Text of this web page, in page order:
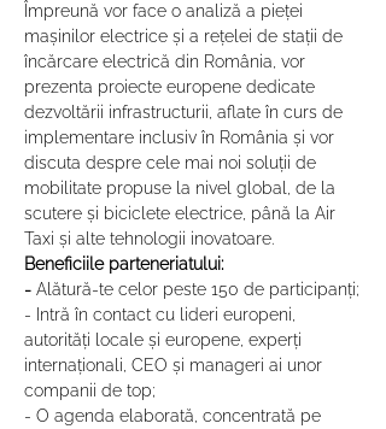
Împreună vor face o analiză a pieței
mașinilor electrice și a rețelei de stații de
încărcare electrică din România, vor
prezenta proiecte europene dedicate
dezvoltării infrastructurii, aflate în curs de
implementare inclusiv în România și vor
discuta despre cele mai noi soluții de
mobilitate propuse la nivel global, de la
scutere și biciclete electrice, până la Air
Taxi și alte tehnologii inovatoare.
Beneficiile parteneriatului:
- Alătură-te celor peste 150 de participanți;
- Intră în contact cu lideri europeni,
autorități locale și europene, experți
internaționali, CEO și manageri ai unor
companii de top;
- O agenda elaborată, concentrată pe